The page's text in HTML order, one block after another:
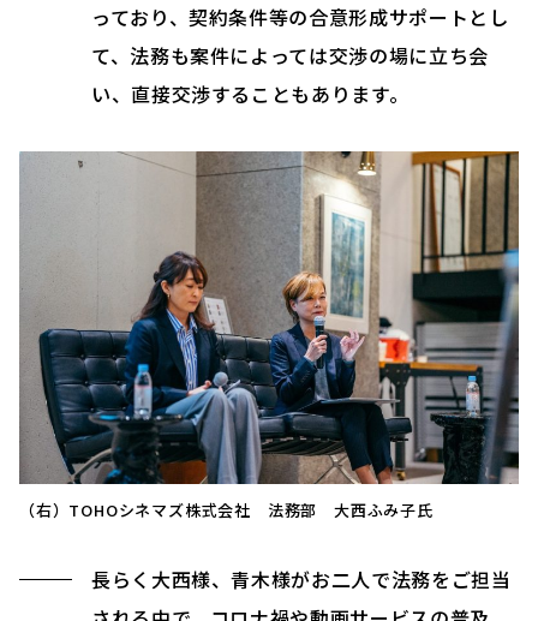
っており、契約条件等の合意形成サポートとし
て、法務も案件によっては交渉の場に立ち会
い、直接交渉することもあります。
（右）TOHOシネマズ株式会社 法務部 大西ふみ子氏
長らく大西様、青木様がお二人で法務をご担当